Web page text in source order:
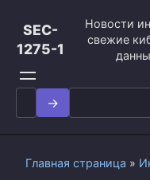
контенту
SEC-
1275-1
Новости
свежие
Search
for:
Главная страница »